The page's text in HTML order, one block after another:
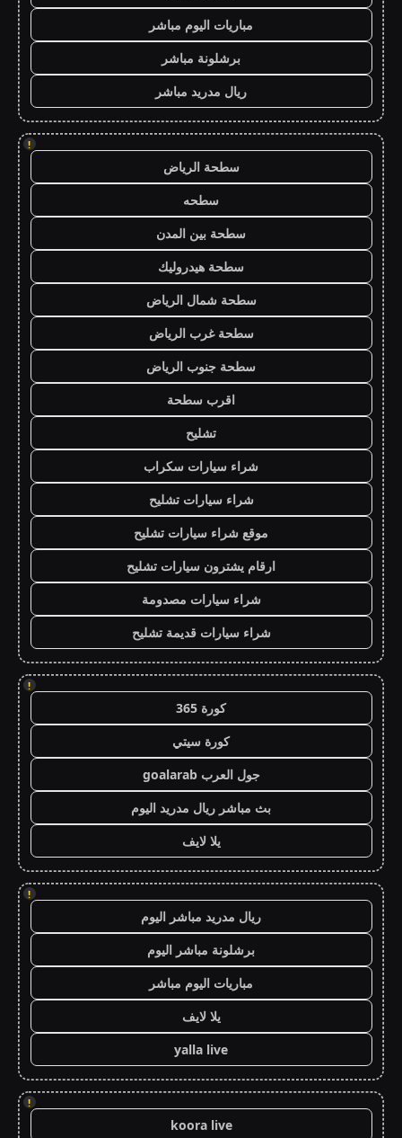
مباريات اليوم مباشر
برشلونة مباشر
ريال مدريد مباشر
!
سطحة الرياض
سطحه
سطحة بين المدن
سطحة هيدروليك
سطحة شمال الرياض
سطحة غرب الرياض
سطحة جنوب الرياض
اقرب سطحة
تشليح
شراء سيارات سكراب
شراء سيارات تشليح
موقع شراء سيارات تشليح
ارقام يشترون سيارات تشليح
شراء سيارات مصدومة
شراء سيارات قديمة تشليح
!
كورة 365
كورة سيتي
جول العرب goalarab
بث مباشر ريال مدريد اليوم
يلا لايف
!
ريال مدريد مباشر اليوم
برشلونة مباشر اليوم
مباريات اليوم مباشر
يلا لايف
yalla live
!
koora live